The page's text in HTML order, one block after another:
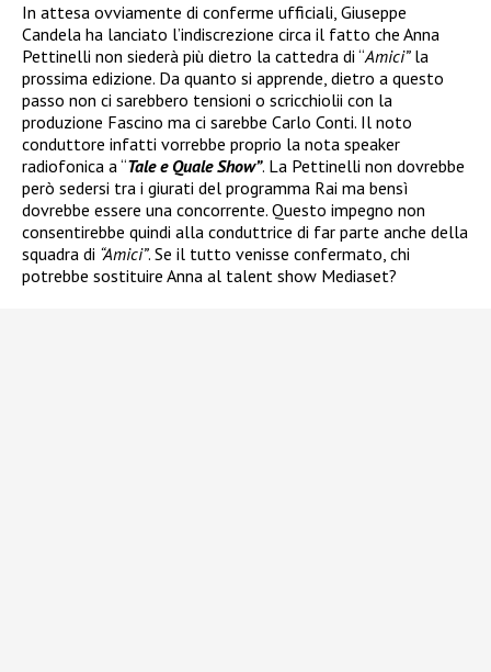
In attesa ovviamente di conferme ufficiali, Giuseppe
Candela ha lanciato l’indiscrezione circa il fatto che Anna
Pettinelli non siederà più dietro la cattedra di “Amici”la
prossima edizione. Da quanto si apprende, dietro a questo
passo non ci sarebbero tensioni o scricchiolii con la
produzione Fascino ma ci sarebbe Carlo Conti. Il noto
conduttore infatti vorrebbe proprio la nota speaker
radiofonica a “Tale e Quale Show”. La Pettinelli non dovrebbe
però sedersi tra i giurati del programma Rai ma bensì
dovrebbe essere una concorrente. Questo impegno non
consentirebbe quindi alla conduttrice di far parte anche della
squadra di “Amici”. Se il tutto venisse confermato, chi
potrebbe sostituire Anna al talent show Mediaset?